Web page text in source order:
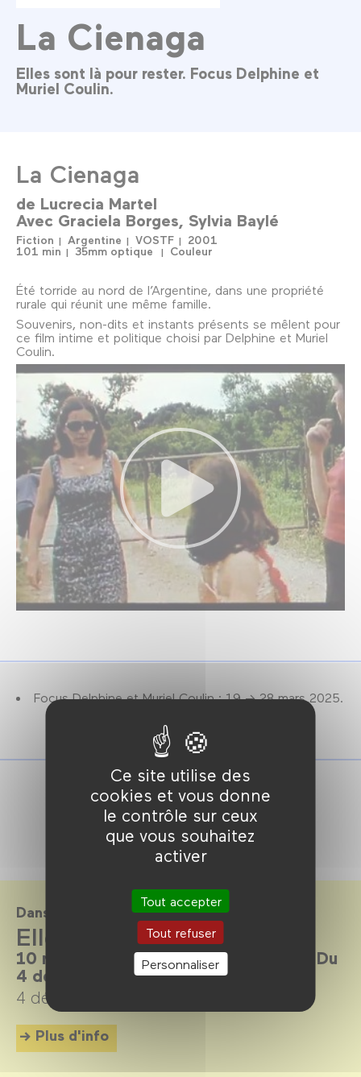
Ce site utilise des
cookies et vous donne
le contrôle sur ceux
que vous souhaitez
activer
Tout accepter
Tout refuser
Personnaliser
La Cienaga
Elles sont là pour rester. Focus Delphine et
Muriel Coulin.
La Cienaga
de Lucrecia Martel
Avec Graciela Borges Sylvia Baylé
Fiction Argentine VOSTF
2001
101 min
35mm optique Couleur
Été torride au nord de l’Argentine, dans une propriété
rurale qui réunit une même famille.
Souvenirs, non-dits et instants présents se mêlent pour
ce film intime et politique choisi par Delphine et Muriel
Coulin.
Focus Delphine et Muriel Coulin : 19 → 28 mars 2025.
Dans le cadre de
Elles sont là pour rester
10 réalisatrices aujourd’hui en France. Du
4 décembre 2024 au 6 avril 2025.
4 décembre 2024 →
Plus d'info